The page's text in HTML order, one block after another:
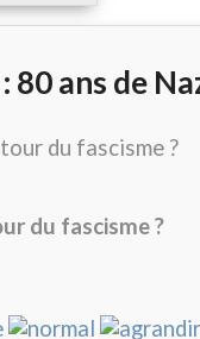
80 ans de
du fascisme ?